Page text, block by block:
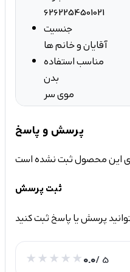
6262254501021
جنسیت
آقایان و خانم ها
مناسب استفاده
بدن
موی سر
پرسش و پاسخ
ثبت پرسش
0.0/ 5